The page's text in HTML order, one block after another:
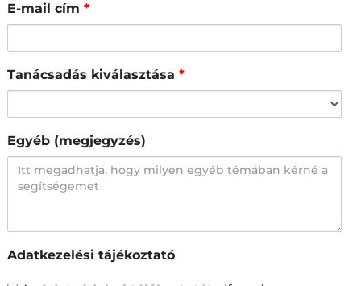
E-mail cím *
Tanácsadás kiválasztása *
Egyéb (megjegyzés)
Adatkezelési tájékoztató